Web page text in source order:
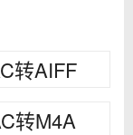
转AIFF
转M4A